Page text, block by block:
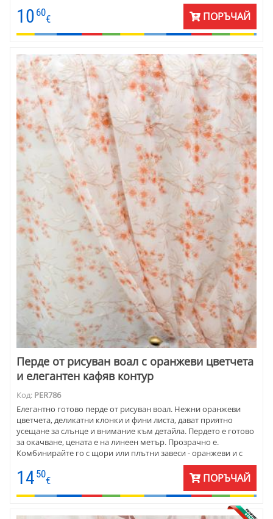
без плътна завеса или щори. Цената на пердето е на метър,
готово за окачване, с перделък.
10 60
€ ПОРЪЧАЙ
Перде от рисуван воал с оранжеви цветчета
и елегантен кафяв контур
Код: PER786
Елегантно готово перде от рисуван воал. Нежни оранжеви
цветчета, деликатни клонки и фини листа, дават приятно
усещане за слънце и внимание към детайла. Пердето е готово
за окачване, цената е на линеен метър. Прозрачно е.
Комбинирайте го с щори или плътни завеси - оранжеви и с
14 50
€ ПОРЪЧАЙ